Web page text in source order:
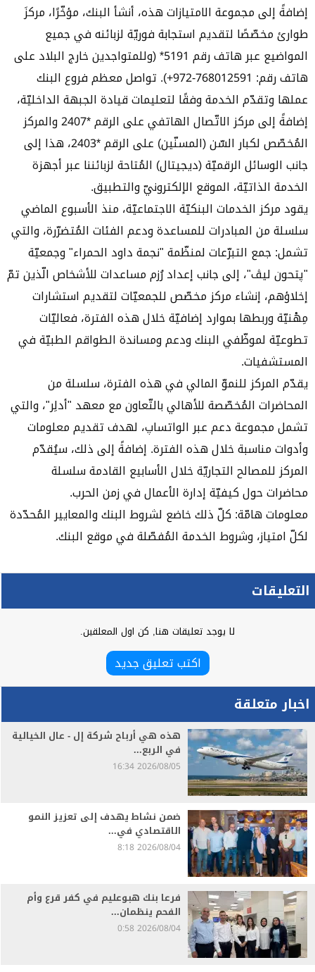
إضافةً إلى مجموعة الامتيازات هذه، أنشأ البنك، مؤخّرًا، مركزَ
طوارئ مخصّصًا لتقديم استجابة فوريّة لزبائنه في جميع
المواضيع عبر هاتف رقم 5191* (وللمتواجدين خارج البلاد على
هاتف رقم: ‎+972-768012591). تواصل معظم فروع البنك
عملها وتقدّم الخدمة وفقًا لتعليمات قيادة الجبهة الداخليّة،
إضافةً إلى مركز الاتّصال الهاتفي على الرقم *2407 والمركز
المُخصّص لكبار السّن (المسنّين) على الرقم *2403، هذا إلى
جانب الوسائل الرقميّة (ديجيتال) المُتاحة لزبائننا عبر أجهزة
الخدمة الذاتيّة، الموقع الإلكترونيّ والتطبيق.
يقود مركز الخدمات البنكيّة الاجتماعيّة، منذ الأسبوع الماضي
سلسلة من المبادرات للمساعدة ودعم الفئات المُتضرّرة، والتي
تشمل: جمع التبرّعات لمنظّمة "نجمة داود الحمراء" وجمعيّة
"پتحون ليڤ"، إلى جانب إعداد رُزم مساعدات للأشخاص الّذين تمّ
إخلاؤهم، إنشاء مركز مخصّص للجمعيّات لتقديم استشارات
مِهْنيّة وربطها بموارد إضافيّة خلال هذه الفترة، فعاليّات
تطوعيّة لموظّفي البنك ودعم ومساندة الطواقم الطبيّة في
المستشفيات.
يقدّم المركز للنموّ المالي في هذه الفترة، سلسلة من
المحاضرات المُخصّصة للأهالي بالتّعاون مع معهد "أدلِر"، والتي
تشمل مجموعة دعم عبر الواتساپ، لهدف تقديم معلومات
وأدوات مناسبة خلال هذه الفترة. إضافةً إلى ذلك، سيُقدّم
المركز للمصالح التجاريّة خلال الأسابيع القادمة سلسلة
محاضرات حول كيفيّة إدارة الأعمال في زمن الحرب.
معلومات هامّة: كلّ ذلك خاضع لشروط البنك والمعايير المُحدّدة
لكلّ امتياز، وشروط الخدمة المُفصّلة في موقع البنك.
التعليقات
لا يوجد تعليقات هنا, كن اول المعلقين.
اكتب تعليق جديد
اخبار متعلقة
هذه هي أرباح شركة إل - عال الخيالية
في الربع...
2026/08/05 16:34
ضمن نشاط يهدف إلى تعزيز النمو
الاقتصادي في...
2026/08/04 8:18
فرعا بنك هبوعليم في كفر قرع وأم
الفحم ينظمان...
2026/08/04 0:58